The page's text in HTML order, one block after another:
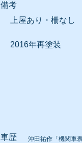
​備考
上屋あり・柵なし
2016年再塗装
車歴 沖田祐作「機関車